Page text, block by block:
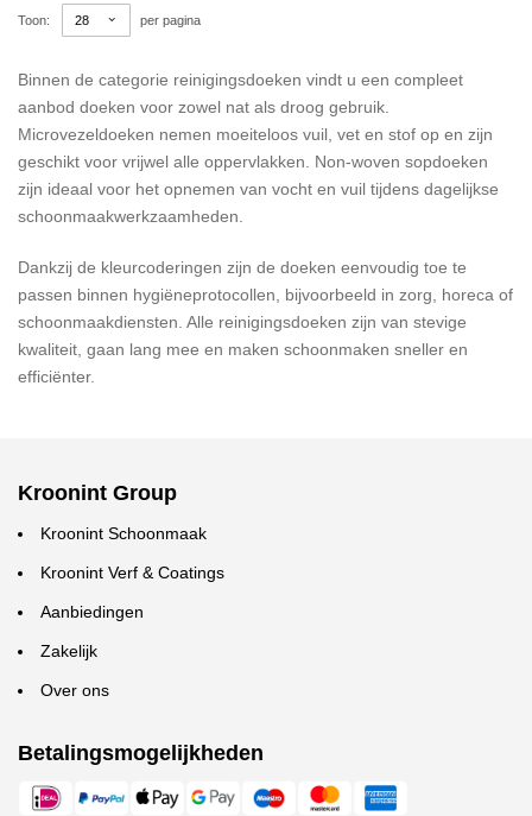
Toon per pagina
Binnen de categorie reinigingsdoeken vindt u een compleet
aanbod doeken voor zowel nat als droog gebruik.
Microvezeldoeken nemen moeiteloos vuil, vet en stof op en zijn
geschikt voor vrijwel alle oppervlakken. Non-woven sopdoeken
zijn ideaal voor het opnemen van vocht en vuil tijdens dagelijkse
schoonmaakwerkzaamheden.
Dankzij de kleurcoderingen zijn de doeken eenvoudig toe te
passen binnen hygiëneprotocollen, bijvoorbeeld in zorg, horeca of
schoonmaakdiensten. Alle reinigingsdoeken zijn van stevige
kwaliteit, gaan lang mee en maken schoonmaken sneller en
efficiënter.
Kroonint Group
Kroonint Schoonmaak
Kroonint Verf & Coatings
Aanbiedingen
Zakelijk
Over ons
Betalingsmogelijkheden